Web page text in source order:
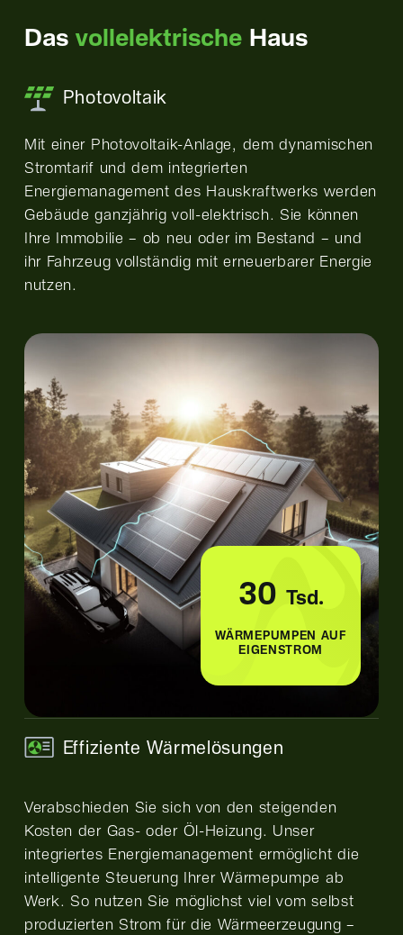
Das vollelektrischeHaus
Photovoltaik
Mit einer Photovoltaik-Anlage, dem dynamischen
Stromtarif und dem integrierten
Energiemanagement des Hauskraftwerks werden
Gebäude ganzjährig voll-elektrisch. Sie können
Ihre Immobilie – ob neu oder im Bestand – und
ihr Fahrzeug vollständig mit erneuerbarer Energie
nutzen.
30 Tsd.
WÄRMEPUMPEN AUF
EIGENSTROM
Effiziente Wärmelösungen
Verabschieden Sie sich von den steigenden
Kosten der Gas- oder Öl-Heizung. Unser
integriertes Energiemanagement ermöglicht die
intelligente Steuerung Ihrer Wärmepumpe ab
Werk. So nutzen Sie möglichst viel vom selbst
produzierten Strom für die Wärmeerzeugung –